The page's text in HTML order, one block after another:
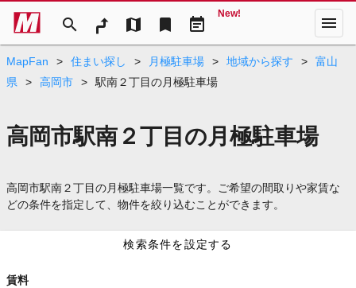
search map bookmark event_note
New! menu
MapFan > 住まい探し > 月極駐車場 > 地域から探す >
富山
県
> 高岡市 > 駅南２丁目の月極駐車場
高岡市駅南２丁目の月極駐車場
高岡市駅南２丁目の月極駐車場一覧です。ご希望の間取りや家賃な
どの条件を指定して、物件を絞り込むことができます。
検索条件を設定する
賃料